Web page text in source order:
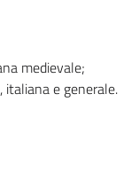
medievale;
italiana e generale.